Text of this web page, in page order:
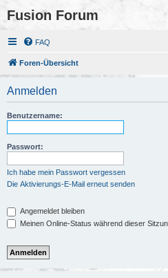
Fusion Forum
FAQ
Foren-Übersicht
Anmelden
Benutzername:
Passwort:
Ich habe mein Passwort vergessen
Die Aktivierungs-E-Mail erneut senden
Angemeldet bleiben
Meinen Online-Status während dieser